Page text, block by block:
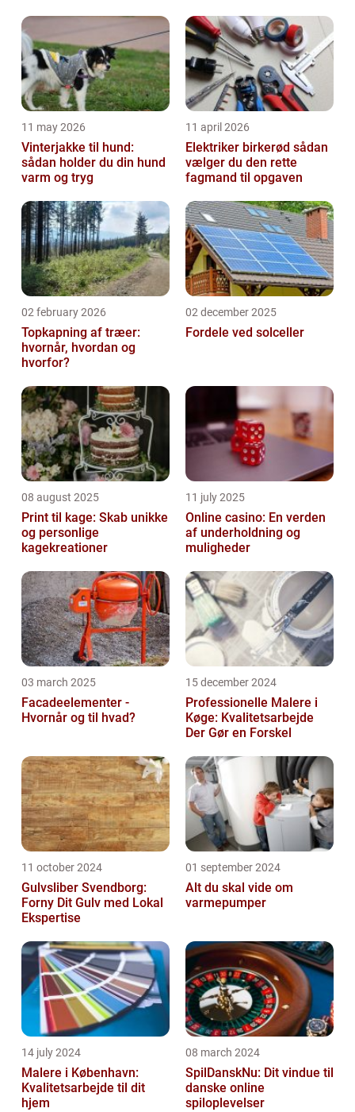
11 may 2026
Vinterjakke til hund:
sådan holder du din hund
varm og tryg
11 april 2026
Elektriker birkerød sådan
vælger du den rette
fagmand til opgaven
02 february 2026
Topkapning af træer:
hvornår, hvordan og
hvorfor?
02 december 2025
Fordele ved solceller
08 august 2025
Print til kage: Skab unikke
og personlige
kagekreationer
11 july 2025
Online casino: En verden
af underholdning og
muligheder
03 march 2025
Facadeelementer -
Hvornår og til hvad?
15 december 2024
Professionelle Malere i
Køge: Kvalitetsarbejde
Der Gør en Forskel
11 october 2024
Gulvsliber Svendborg:
Forny Dit Gulv med Lokal
Ekspertise
01 september 2024
Alt du skal vide om
varmepumper
14 july 2024
Malere i København:
Kvalitetsarbejde til dit
hjem
08 march 2024
SpilDanskNu: Dit vindue til
danske online
spiloplevelser